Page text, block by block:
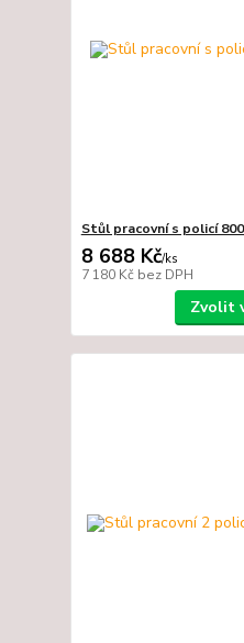
Stůl pracovní s policí
8 688 Kč/ks
7 180 Kč bez DPH
Zvolit